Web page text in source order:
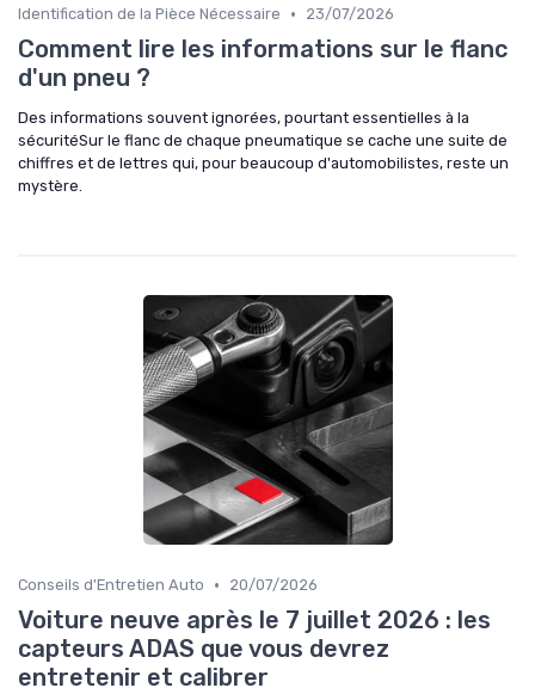
Identification de la Pièce Nécessaire • 23/07/2026
Comment lire les informations sur le flanc
d'un pneu ?
Des informations souvent ignorées, pourtant essentielles à la
sécuritéSur le flanc de chaque pneumatique se cache une suite de
chiffres et de lettres qui, pour beaucoup d'automobilistes, reste un
mystère.
Conseils d'Entretien Auto • 20/07/2026
Voiture neuve après le 7 juillet 2026 : les
capteurs ADAS que vous devrez
entretenir et calibrer